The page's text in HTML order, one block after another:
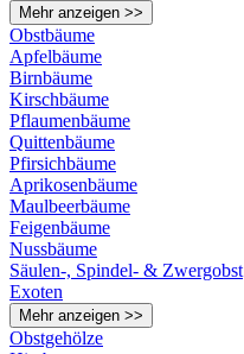
Mehr anzeigen >>
Obstbäume
Apfelbäume
Birnbäume
Kirschbäume
Pflaumenbäume
Quittenbäume
Pfirsichbäume
Aprikosenbäume
Maulbeerbäume
Feigenbäume
Nussbäume
Säulen-, Spindel- & Zwergobst
Exoten
Mehr anzeigen >>
Obstgehölze